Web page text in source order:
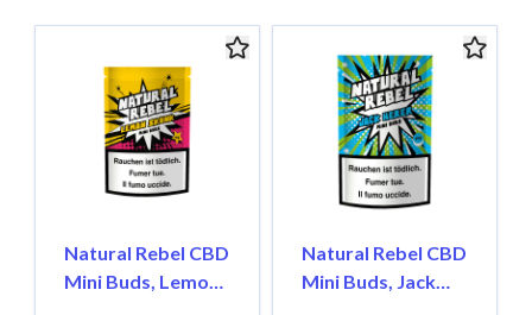
Natural Rebel CBD
Mini Buds, Lemon
Natural Rebel CBD
Mini Buds, Jack